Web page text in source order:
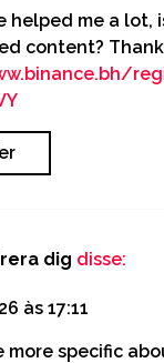
helped me a lot,
content?
dig disse:
às 17:11
more specific